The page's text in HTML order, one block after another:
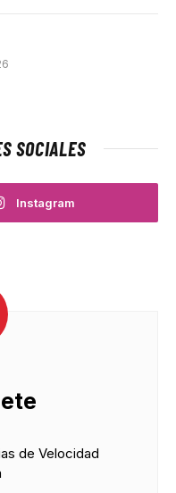
SOCIALES
Instagram
de Velocidad